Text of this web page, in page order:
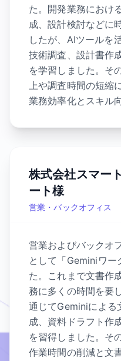
た。開発業務におけ
成、設計検討などに
したが、AIツールを
技術調査、設計書作
を学習しました。そ
上や調査時間の短縮
業務効率化とスキル
株式会社スマー
ート様
営業・バックオフィス
営業およびバックオ
として「Geminiワー
た。これまで文書作
務に多くの時間を要
通じてGeminiによる
成、資料ドラフト作
を習得しました。そ
作業時間の削減と文